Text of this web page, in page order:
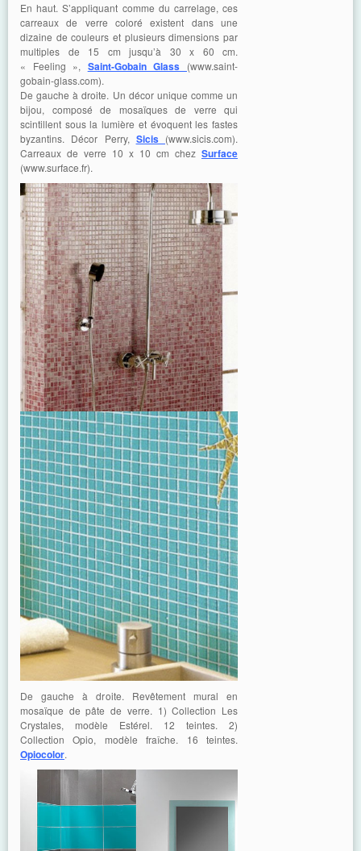
En haut. S’appliquant comme du carrelage, ces
carreaux de verre coloré existent dans une
dizaine de couleurs et plusieurs dimensions par
multiples de 15 cm jusqu’à 30 x 60 cm.
« Feeling », Saint-Gobain Glass (www.saint-
gobain-glass.com).
De gauche à droite. Un décor unique comme un
bijou, composé de mosaïques de verre qui
scintillent sous la lumière et évoquent les fastes
byzantins. Décor Perry, Sicis (www.sicis.com).
Carreaux de verre 10 x 10 cm chez Surface
(www.surface.fr).
De gauche à droite. Revêtement mural en
mosaïque de pâte de verre. 1) Collection Les
Crystales, modèle Estérel. 12 teintes. 2)
Collection Opio, modèle fraîche. 16 teintes.
Opiocolor.